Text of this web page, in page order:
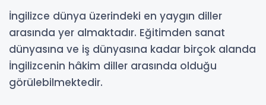
İngilizce dünya üzerindeki en yaygın diller
arasında yer almaktadır. Eğitimden sanat
dünyasına ve iş dünyasına kadar birçok alanda
İngilizcenin hâkim diller arasında olduğu
görülebilmektedir.